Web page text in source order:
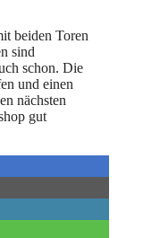
beiden Toren
sind
schon. Die
und einen
nächsten
gut